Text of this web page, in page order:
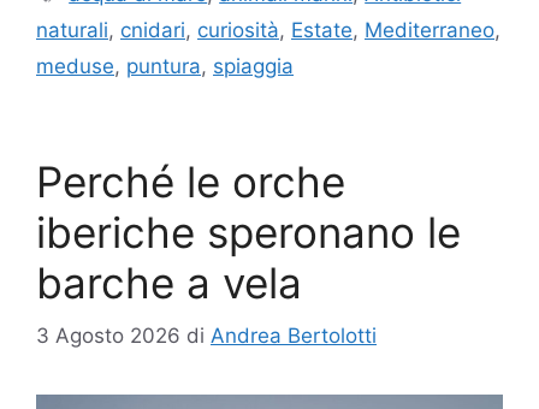
naturali, cnidari, curiosità, Estate, Mediterraneo,
meduse, puntura, spiaggia
Perché le orche
iberiche speronano le
barche a vela
3 Agosto 2026 di Andrea Bertolotti